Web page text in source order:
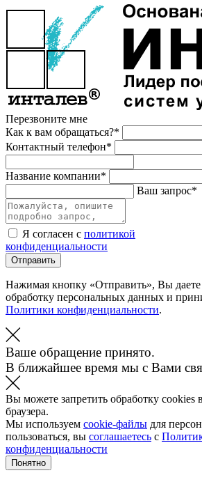
Перезвоните мне
Как к вам обращаться?*
Контактный телефон*
Название компании*
Ваш запрос*
Я согласен с политикой
конфиденциальности
Отправить
Нажимая кнопку «Отправить», Вы даете
обработку персональных данных и
Политики конфиденциальности.
Ваше обращение принято.
В ближайшее время мы с Вами
Вы можете запретить обработку cookies
браузера.
Мы используем cookie-файлы для
пользоваться, вы соглашаетесь с
конфиденциальности
Понятно